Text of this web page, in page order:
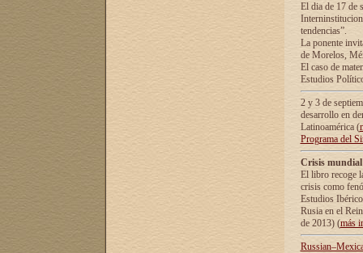
El dia de 17 de
tendencias”.
La ponente
de Morelos,
El caso de
Estudios
2 y 3 de
desarrollo en
Latinoamérica (
Programa del
Crisis
El libro recoge
crisis como
Estudios
Rusia en el
de 2013) (más